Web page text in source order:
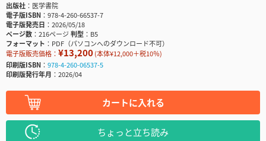
出版社
医学書院
電子版ISBN
978-4-260-66537-7
電子版発売日
2026/05/18
ページ数
216ページ判型
B5
フォーマット
PDF（パソコンへのダウンロード不可）
電子版販売価格： ¥13,200(本体¥12,000＋税10％)
印刷版ISBN
978-4-260-06537-5
印刷版発行年月
2026/04
カートに入れる
ちょっと立ち読み